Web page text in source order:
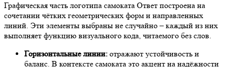
Графическая часть логотипа самоката Ответ построена на
сочетании чётких геометрических форм и направленных
линий. Эти элементы выбраны не случайно – каждый из них
выполняет функцию визуального кода, читаемого без слов.
Горизонтальные линии: отражают устойчивость и
баланс. В контексте самоката это акцент на надёжности